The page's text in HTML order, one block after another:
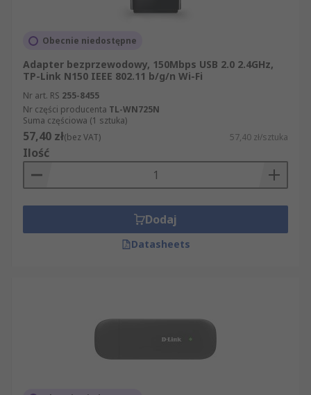
Obecnie niedostępne
Adapter bezprzewodowy, 150Mbps USB 2.0 2.4GHz,
TP-Link N150 IEEE 802.11 b/g/n Wi-Fi
Nr art. RS 255-8455
Nr części producenta TL-WN725N
Suma częściowa (1 sztuka)
57,40 zł(bez VAT) 57,40 zł/sztuka
Ilość
Dodaj
Datasheets